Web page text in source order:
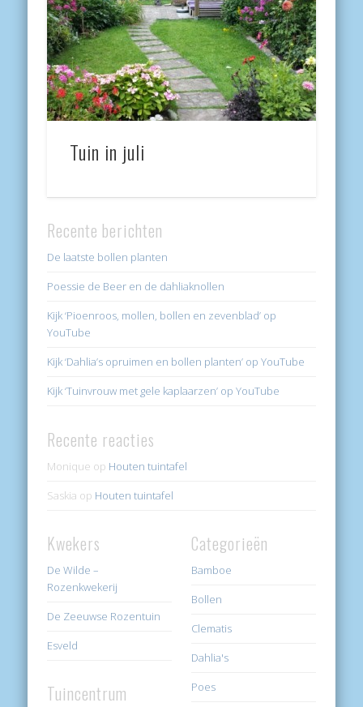
Tuin in juli
Recente berichten
De laatste bollen planten
Poessie de Beer en de dahliaknollen
Kijk ‘Pioenroos, mollen, bollen en zevenblad’ op
YouTube
Kijk ‘Dahlia’s opruimen en bollen planten’ op YouTube
Kijk ‘Tuinvrouw met gele kaplaarzen’ op YouTube
Recente reacties
Monique op Houten tuintafel
Saskia op Houten tuintafel
Kwekers
De Wilde –
Rozenkwekerij
De Zeeuwse Rozentuin
Esveld
Tuincentrum
Categorieën
Bamboe
Bollen
Clematis
Dahlia's
Poes